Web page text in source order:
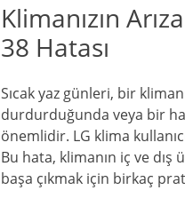
Klimanızın
38 Hatası
Sıcak yaz günleri, bir
durdurduğunda veya bir
önemlidir. LG klima
Bu hata, klimanın iç ve
başa çıkmak için birkaç